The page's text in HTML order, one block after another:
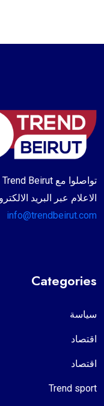
الاعلام عبر البريد
info@trendbeirut.com
Categories
سياسة
اقتصاد
اقتصاد
Trend sport